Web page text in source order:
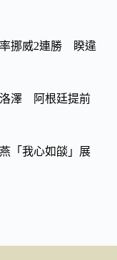
挪威2連勝 睽違
洛澤 阿根廷提前
「我心如燄」展